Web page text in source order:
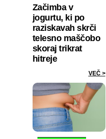
Začimba v
jogurtu, ki po
raziskavah skrči
telesno maščobo
skoraj trikrat
hitreje
VEČ >